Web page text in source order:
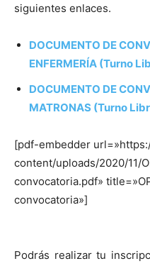
siguientes enlaces.
DOCUMENTO DE
ENFERMERÍA (Turno
DOCUMENTO DE
MATRONAS (Turno
[pdf-embedder
content/uploads/2020/11/
convocatoria.pdf»
convocatoria»]
Podrás realizar tu